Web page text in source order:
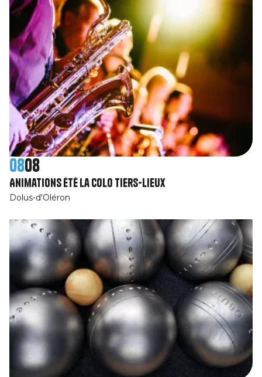
0808
Animations été La Colo tiers-lieux
Dolus-d'Oléron